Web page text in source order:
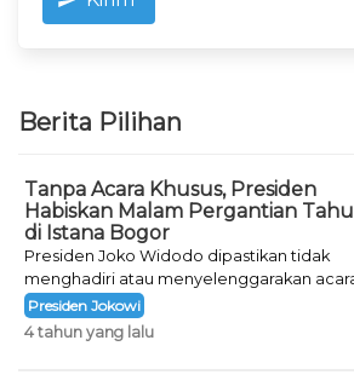
Berita Pilihan
Tanpa Acara Khusus, Presiden
Habiskan Malam Pergantian
di Istana Bogor
Presiden Joko Widodo dipastikan tidak
menghadiri atau menyelenggarakan
khusus untuk mengisi malam pergantian
tahun.
Presiden Jokowi
4 tahun yang lalu